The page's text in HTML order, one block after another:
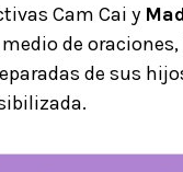
Cam Cai y
de
de sus